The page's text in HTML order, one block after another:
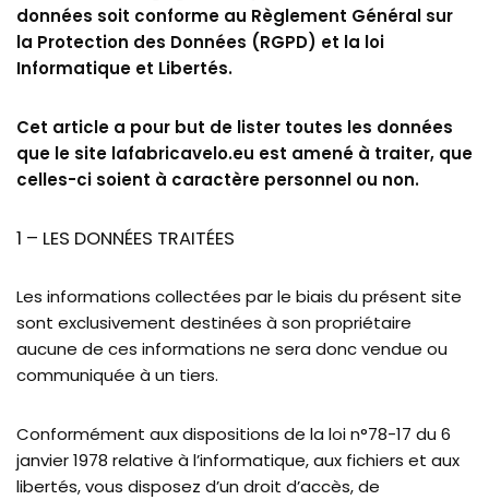
données soit conforme au Règlement Général sur
la Protection des Données (RGPD) et la loi
Informatique et Libertés.
Cet article a pour but de lister toutes les données
que le site lafabricavelo.eu est amené à traiter, que
celles-ci soient à caractère personnel ou non.
1 – LES DONNÉES TRAITÉES
Les informations collectées par le biais du présent site
sont exclusivement destinées à son propriétaire
aucune de ces informations ne sera donc vendue ou
communiquée à un tiers.
Conformément aux dispositions de la loi n°78-17 du 6
janvier 1978 relative à l’informatique, aux fichiers et aux
libertés, vous disposez d’un droit d’accès, de